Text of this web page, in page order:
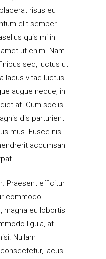
risus eu
elit semper.
quis mi in
ut enim. Nam
sed, luctus ut
lacus vitae luctus.
augue neque, in
at. Cum sociis
dis parturient
mus. Fusce nisl
accumsan
Praesent efficitur
commodo.
magna eu lobortis
ligula, at
Nullam
lacus